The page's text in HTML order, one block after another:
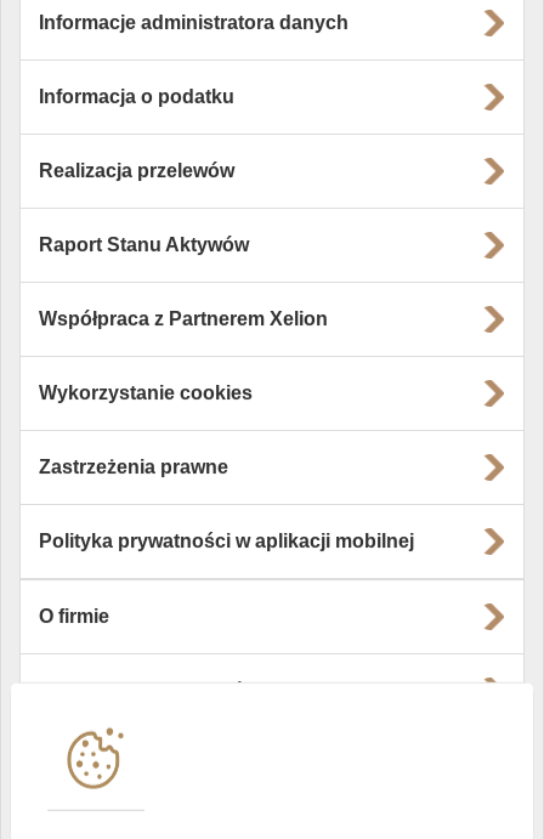
Informacje administratora danych
Informacja o podatku
Realizacja przelewów
Raport Stanu Aktywów
Współpraca z Partnerem Xelion
Wykorzystanie cookies
Zastrzeżenia prawne
Polityka prywatności w aplikacji mobilnej
O firmie
Instytucje współpracujące